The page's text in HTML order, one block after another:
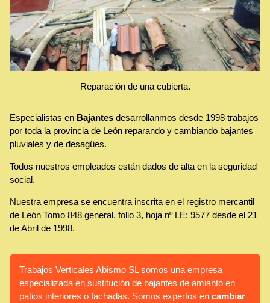
Reparación de una cubierta.
Especialistas en Bajantes desarrollanmos desde 1998 trabajos
por toda la provincia de León reparando y cambiando bajantes
pluviales y de desagües.
Todos nuestros empleados están dados de alta en la seguridad
social.
Nuestra empresa se encuentra inscrita en el registro mercantil
de León Tomo 848 general, folio 3, hoja nº LE: 9577 desde el 21
de Abril de 1998.
Trabajos Verticales Abismo SL somos una empresa
especializada en sustitución de bajantes de amianto en
patios interiores o fachadas. Somos expertos en cambiar